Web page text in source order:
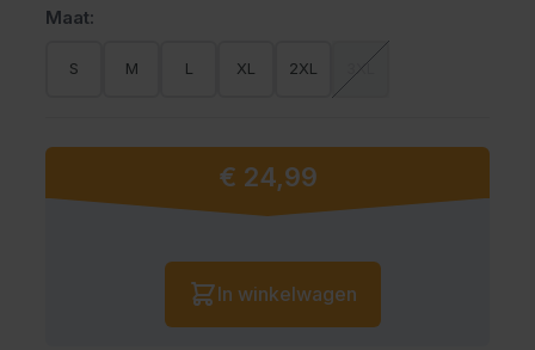
Maat:
S M L XL 2XL 3XL
Vanaf:
€ 24,99
Aantal
In winkelwagen